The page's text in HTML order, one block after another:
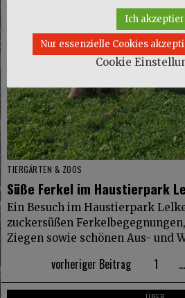
TIERGÄRTEN & ZOOS
Süße Ferkel im Haustierpark
Ein Besuch im Haustierpark
zuckersüßen
Ziegen sowie schönen Aus- und
vorheriger Beitrag 1 …
Ich
Nur essenzielle Cookies
Cookie